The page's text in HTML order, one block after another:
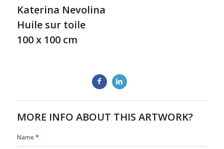
Katerina Nevolina
Huile sur toile
100 x 100 cm
MORE INFO ABOUT THIS ARTWORK?
Name*